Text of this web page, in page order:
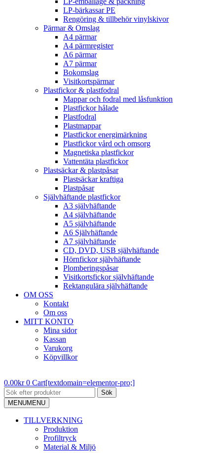
LP-bärkassar PE
Rengöring & tillbehör vinylskivor
Pärmar & Omslag
A4 pärmar
A4 pärmregister
A6 pärmar
A7 pärmar
Bokomslag
Visitkortspärmar
Plastfickor & plastfodral
Mappar och fodral med låsfunktion
Plastfickor hålade
Plastfodral
Plastmappar
Plastfickor energimärkning
Plastfickor vård och omsorg
Magnetiska plastfickor
Vattentäta plastfickor
Plastsäckar & plastpåsar
Plastsäckar kraftiga
Plastpåsar
Självhäftande plastfickor
A3 självhäftande
A4 självhäftande
A5 självhäftande
A6 Självhäftande
A7 självhäftande
CD, DVD, USB självhäftande
Hörnfickor självhäftande
Plomberingspåsar
Visitkortsfickor självhäftande
Rektangulära självhäftande
OM OSS
Kontakt
Om oss
MITT KONTO
Mina sidor
Kassan
Varukorg
Köpvillkor
0.00kr 0 Cart[textdomain=elementor-pro;]
Sök
MENUMENU
TILLVERKNING
Produktion
Profiltryck
Material & Miljö